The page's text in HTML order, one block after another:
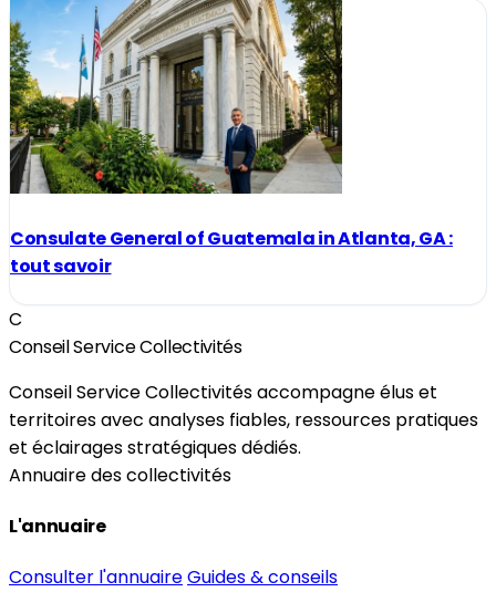
Consulate General of Guatemala in Atlanta, GA :
tout savoir
C
Conseil Service Collectivités
Conseil Service Collectivités accompagne élus et
territoires avec analyses fiables, ressources pratiques
et éclairages stratégiques dédiés.
Annuaire des collectivités
L'annuaire
Consulter l'annuaireGuides & conseils